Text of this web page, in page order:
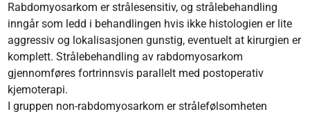
Rabdomyosarkom er strålesensitiv, og strålebehandling
inngår som ledd i behandlingen hvis ikke histologien er lite
aggressiv og lokalisasjonen gunstig, eventuelt at kirurgien er
komplett. Strålebehandling av rabdomyosarkom
gjennomføres fortrinnsvis parallelt med postoperativ
kjemoterapi.
I gruppen non-rabdomyosarkom er strålefølsomheten